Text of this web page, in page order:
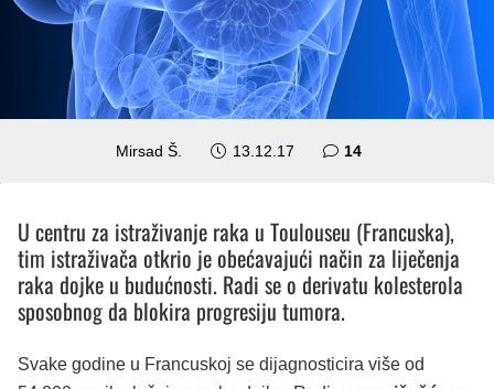
Mirsad Š. 13.12.17 14komentara
U centru za istraživanje raka u Toulouseu (Francuska),
tim istraživača otkrio je obećavajući način za liječenja
raka dojke u budućnosti. Radi se o derivatu kolesterola
sposobnog da blokira progresiju tumora.
Svake godine u Francuskoj se dijagnosticira više od